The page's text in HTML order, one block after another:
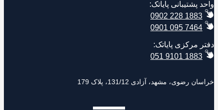
پشتیبانی پایاتک:
0902 228 1883
0901 095 7464
مرکزی پایاتک:
051 9101 1883
رضوی، مشهد، آزادی 131/12، پلاک 179